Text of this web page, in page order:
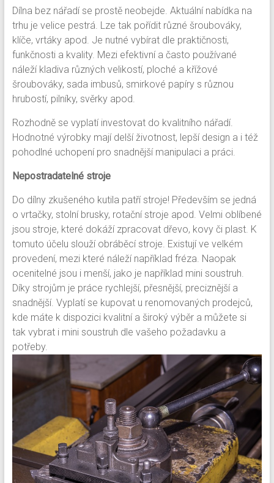
Dílna bez nářadí se prostě neobejde. Aktuální nabídka na
trhu je velice pestrá. Lze tak pořídit různé šroubováky,
klíče, vrtáky apod. Je nutné vybírat dle praktičnosti,
funkčnosti a kvality. Mezi efektivní a často používané
náleží kladiva různých velikostí, ploché a křížové
šroubováky, sada imbusů, smirkové papíry s různou
hrubostí, pilníky, svěrky apod.
Rozhodně se vyplatí investovat do kvalitního nářadí.
Hodnotné výrobky mají delší životnost, lepší design a i též
pohodlné uchopení pro snadnější manipulaci a práci.
Nepostradatelné stroje
Do dílny zkušeného kutila patří stroje! Především se jedná
o vrtačky, stolní brusky, rotační stroje apod. Velmi oblíbené
jsou stroje, které dokáží zpracovat dřevo, kovy či plast. K
tomuto účelu slouží obráběcí stroje. Existují ve velkém
provedení, mezi které náleží například fréza. Naopak
ocenitelné jsou i menší, jako je například mini soustruh.
Díky strojům je práce rychlejší, přesnější, preciznější a
snadnější. Vyplatí se kupovat u renomovaných prodejců,
kde máte k dispozici kvalitní a široký výběr a můžete si
tak vybrat i mini soustruh dle vašeho požadavku a
potřeby.